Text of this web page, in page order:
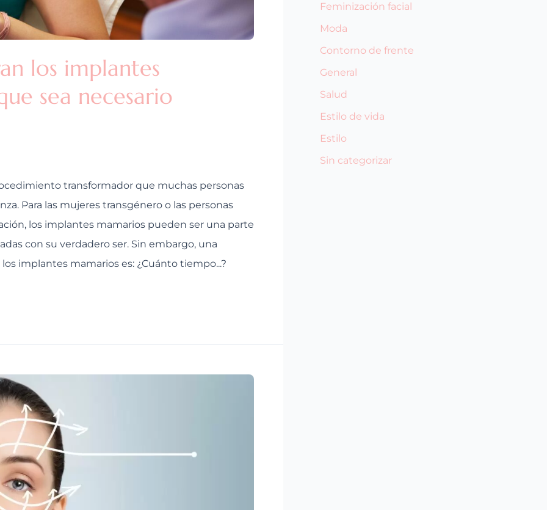
los implantes
sea necesario
transformador que muchas personas
Para las mujeres transgénero o las personas
los implantes mamarios pueden ser una parte
con su verdadero ser. Sin embargo, una
implantes mamarios es: ¿Cuánto tiempo...?
Feminización facial
Moda
Contorno de frente
General
Salud
Estilo de vida
Estilo
Sin categorizar